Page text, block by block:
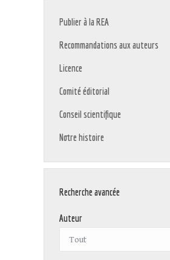
Publier à la REA
Recommandations aux auteurs
Licence
Comité éditorial
Conseil scientifique
Notre histoire
Recherche avancée
Auteur